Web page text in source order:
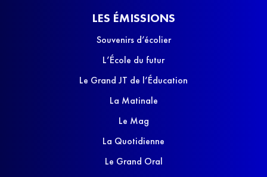
LES ÉMISSIONS
Souvenirs d’écolier
L’École du futur
Le Grand JT de l’Éducation
La Matinale
Le Mag
La Quotidienne
Le Grand Oral